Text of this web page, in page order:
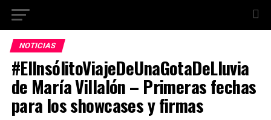
NOTICIAS
#ElInsólitoViajeDeUnaGotaDeLluvia
de María Villalón – Primeras fechas
para los showcases y firmas